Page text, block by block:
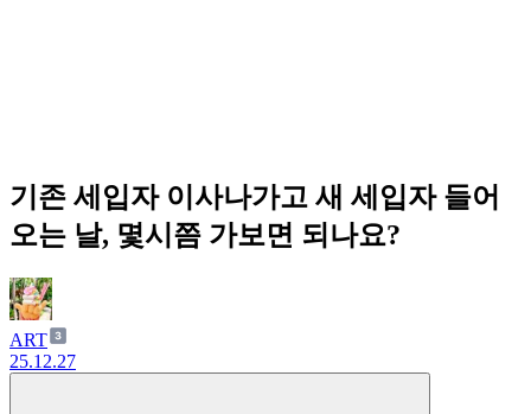
기존 세입자 이사나가고 새 세입자 들어
오는 날, 몇시쯤 가보면 되나요?
ART
25.12.27